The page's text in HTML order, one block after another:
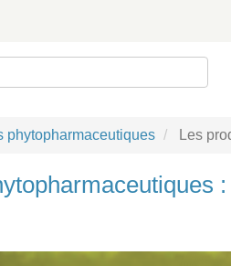
phytopharmaceutiques Les